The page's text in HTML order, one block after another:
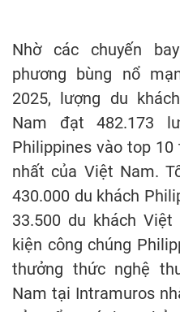
Nhờ các chuyến
phương bùng nổ
2025, lượng du
Nam đạt 482.173
Philippines vào top
nhất của Việt Nam.
430.000 du khách
33.500 du khách
kiện công chúng
thưởng thức nghệ
Nam tại Intramuros